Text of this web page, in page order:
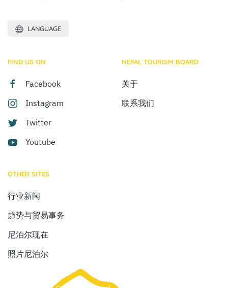
LANGUAGE
FIND US ON
Facebook
Instagram
Twitter
Youtube
NEPAL TOURISM BOARD
关于
联系我们
OTHER SITES
行业新闻
趋势与贸易事务
尼泊尔现在
照片尼泊尔